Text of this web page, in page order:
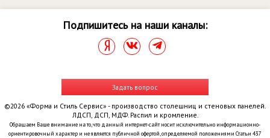
Подпишитесь на наши каналы:
Задать вопрос
©2026 «Форма и Стиль Сервис» - производство столешниц и стеновых панелей.
ЛДСП, ДСП, МДФ. Распил и кромление.
Обращаем Ваше внимание на то, что данный интернет-сайт носит исключительно информационно-
ориентировочный характер и не является публичной офертой, определяемой положениями Статьи 437